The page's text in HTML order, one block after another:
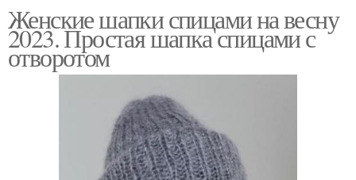
Женские шапки спицами на весну
2023. Простая шапка спицами с
отворотом